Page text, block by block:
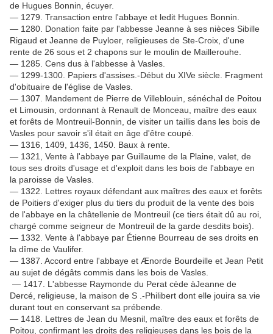
de Hugues Bonnin, écuyer.
— 1279. Transaction entre l'abbaye et ledit Hugues Bonnin.
— 1280. Donation faite par l'abbesse Jeanne à ses nièces Sibille
Rigaud et Jeanne de Puyloer, religieuses de Ste-Croix, d'une
rente de 26 sous et 2 chapons sur le moulin de Maillerouhe.
— 1285. Cens dus à l'abbesse à Vasles.
— 1299-1300. Papiers d'assises.-Début du XIVe siècle. Fragment
d'obituaire de l'église de Vasles.
— 1307. Mandement de Pierre de Villeblouin, sénéchal de Poitou
et Limousin, ordonnant à Renault de Monceau, maître des eaux
et forêts de Montreuil-Bonnin, de visiter un taillis dans les bois de
Vasles pour savoir s'il était en âge d'être coupé.
— 1316, 1409, 1436, 1450. Baux à rente.
— 1321, Vente à l'abbaye par Guillaume de la Plaine, valet, de
tous ses droits d'usage et d'exploit dans les bois de l'abbaye en
la paroisse de Vasles.
— 1322. Lettres royaux défendant aux maîtres des eaux et forêts
de Poitiers d'exiger plus du tiers du produit de la vente des bois
de l'abbaye en la châtellenie de Montreuil (ce tiers était dû au roi,
chargé comme seigneur de Montreuil de la garde desdits bois).
— 1332. Vente à l'abbaye par Étienne Bourreau de ses droits en
la dîme de Vaulifer.
— 1387. Accord entre l'abbaye et Ænorde Bourdeille et Jean Petit
au sujet de dégâts commis dans les bois de Vasles.
— 1417. L'abbesse Raymonde du Perat cède àJeanne de
Dercé, religieuse, la maison de S .-Philibert dont elle jouira sa vie
durant tout en conservant sa prébende.
— 1418. Lettres de Jean du Mesnil, maître des eaux et forêts de
Poitou, confirmant les droits des religieuses dans les bois de la